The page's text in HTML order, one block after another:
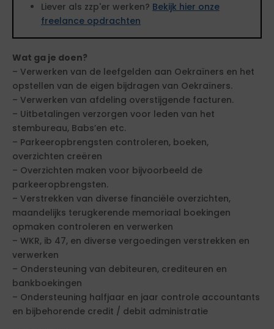
Liever als zzp'er werken? Bekijk hier onze
freelance opdrachten
Wat ga je doen?
– Verwerken van de leefgelden aan Oekraïners en het
opstellen van de eigen bijdragen van Oekraïners.
– Verwerken van afdeling overstijgende facturen.
– Uitbetalingen verzorgen voor leden van het
stembureau, Babs’en etc.
– Parkeeropbrengsten controleren, boeken,
overzichten creëren
– Overzichten maken voor bijvoorbeeld de
parkeeropbrengsten.
– Verstrekken van diverse financiële overzichten,
maandelijks terugkerende memoriaal boekingen
opmaken controleren en verwerken
– WKR, ib 47, en diverse vergoedingen verstrekken en
verwerken
– Ondersteuning van debiteuren, crediteuren en
bankboekingen
– Ondersteuning halfjaar en jaar controle accountants
en bijbehorende credit / debit administratie